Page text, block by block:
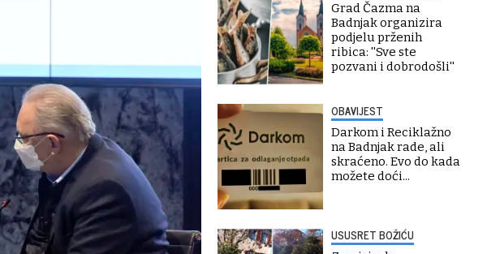
Grad Čazma na
Badnjak organizira
podjelu prženih
ribica: ''Sve ste
pozvani i dobrodošli''
OBAVIJEST
Darkom i Reciklažno
na Badnjak rade, ali
skraćeno. Evo do kada
možete doći...
USUSRET BOŽIĆU